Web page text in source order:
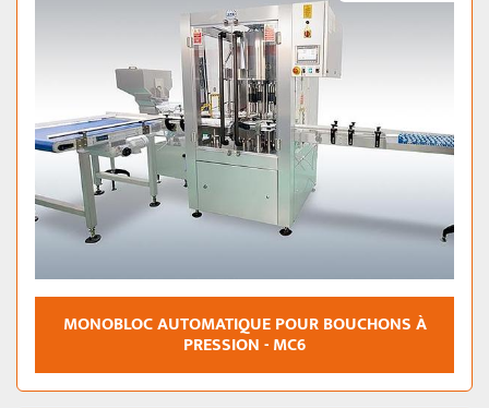
MONOBLOC AUTOMATIQUE POUR BOUCHONS À
PRESSION - MC6